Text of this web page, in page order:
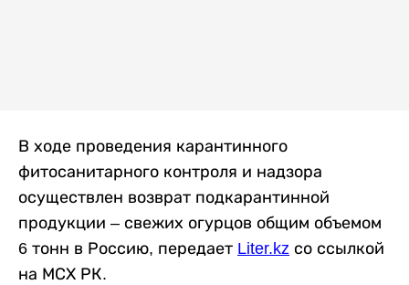
В ходе проведения карантинного
фитосанитарного контроля и надзора
осуществлен возврат подкарантинной
продукции – свежих огурцов общим объемом
6 тонн в Россию, передает Liter.kz со ссылкой
на МСХ РК.